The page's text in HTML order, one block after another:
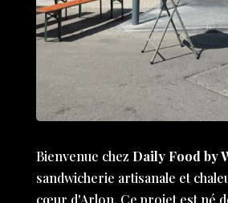
Bienvenue chez Daily Food by
sandwicherie artisanale et